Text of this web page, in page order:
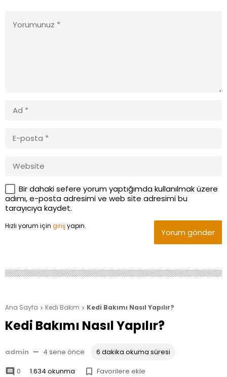
Bir dahaki sefere yorum yaptığımda kullanılmak üzere
adımı, e-posta adresimi ve web site adresimi bu
tarayıcıya kaydet.
Hızlı yorum için girişyapın.
Yorum gönder
Ana Sayfa  Kedi Bakım  Kedi Bakımı Nasıl Yapılır?
Kedi Bakımı Nasıl Yapılır?
admin — 4 sene önce 6 dakika okuma süresi
 0 1.634 okunma  Favorilere ekle